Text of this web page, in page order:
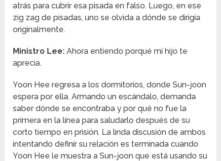
atrás para cubrir esa pisada en falso. Luego, en ese
zig zag de pisadas, uno se olvida a dónde se dirigía
originalmente.
Ministro Lee:Ahora entiendo porqué mi hijo te
aprecia.
Yoon Hee regresa a los dormitorios, donde Sun-joon
espera por ella. Armando un escándalo, demanda
saber dónde se encontraba y por qué no fue la
primera en la línea para saludarlo después de su
corto tiempo en prisión. La linda discusión de ambos
intentando definir su relación es terminada cuando
Yoon Hee le muestra a Sun-joon que está usando su